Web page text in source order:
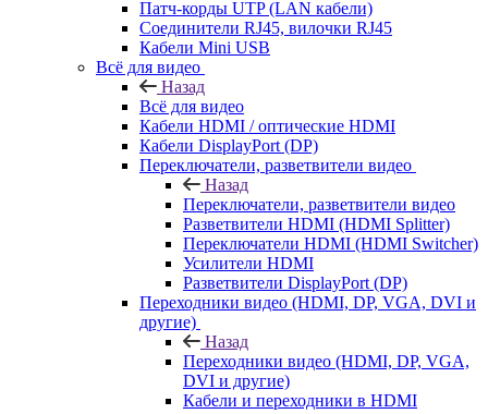
Патч-корды UTP (LAN кабели)
Соединители RJ45, вилочки RJ45
Кабели Mini USB
Всё для видео
Назад
Всё для видео
Кабели HDMI / оптические HDMI
Кабели DisplayPort (DP)
Переключатели, разветвители видео
Назад
Переключатели, разветвители видео
Разветвители HDMI (HDMI Splitter)
Переключатели HDMI (HDMI Switcher)
Усилители HDMI
Разветвители DisplayPort (DP)
Переходники видео (HDMI, DP, VGA, DVI и
другие)
Назад
Переходники видео (HDMI, DP, VGA,
DVI и другие)
Кабели и переходники в HDMI